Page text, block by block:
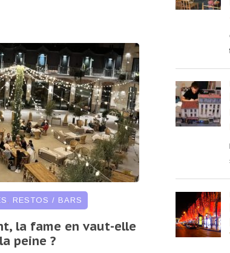
RESTOS / BARS
la fame en vaut-elle
la peine ?